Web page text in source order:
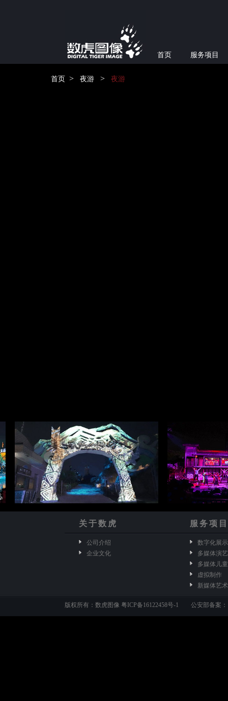
首页 服务项目
首页 > 夜游 > 夜游
关于数虎 服务项目
公司介绍
企业文化
数字化展示
多媒体演艺
多媒体儿
虚拟制作
新媒体艺术
版权所有：数虎图像 粤ICP备16122458号-1 公安部备案：